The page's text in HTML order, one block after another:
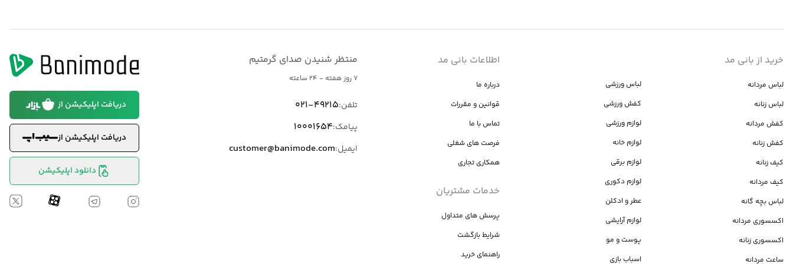
خرید از بانی مد
لباس مردانه
لباس زنانه
کفش مردانه
کفش زنانه
کیف زنانه
کیف مردانه
لباس بچه گانه
اکسسوری مردانه
اکسسوری زنانه
ساعت مردانه
لباس ورزشی
کفش ورزشی
لوازم ورزشی
لوازم خانه
لوازم برقی
لوازم دکوری
عطر و ادکلن
لوازم آرایشی
پوست و مو
اسباب بازی
اطلاعات بانی مد
درباره ما
قوانین و مقررات
تماس با ما
فرصت های شغلی
همکاری تجاری
خدمات مشتریان
پرسش های متداول
شرایط بازگشت
راهنمای خرید
منتظر شنیدن صدای گرمتیم
7 روز هفته - 24 ساعته
تلفن:
021-49215
پیامک:
10001654
ایمیل:
customer@banimode.com
دریافت اپلیکیشن از
دریافت اپلیکیشن از
دانلود اپلیکیشن